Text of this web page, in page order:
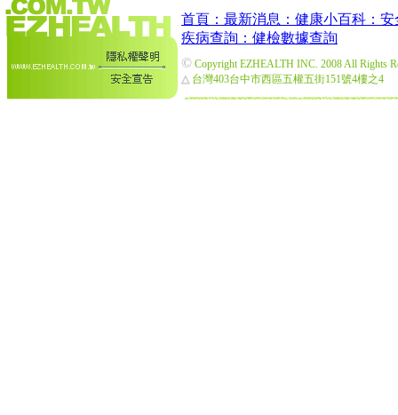
首頁： 最新消息： 健康小百科： 安
疾病查詢： 健檢數據查詢
© Copyright EZHEALTH INC. 2008 All Rights
△ 台灣403台中市西區五權五街151號4樓之4